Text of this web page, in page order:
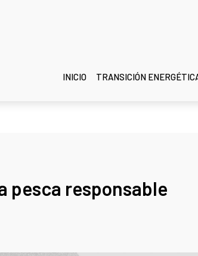
INICIO TRANSICIÓN
pesca responsable